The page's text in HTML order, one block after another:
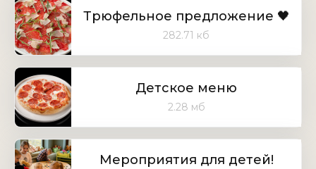
Трюфельное предложение 🖤
282.71 кб
Детское меню
2.28 мб
Мероприятия для детей!